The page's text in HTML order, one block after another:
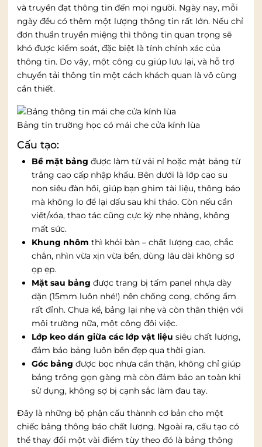
và truyền đạt thông tin đến mọi người. Ngày nay, mỗi
ngày đều có thêm một lượng thông tin rất lớn. Nếu chỉ
đơn thuần truyền miệng thì thông tin quan trọng sẽ
khó được kiểm soát, đặc biệt là tính chính xác của
thông tin. Do vậy, một công cụ giúp lưu lại, và hỗ trợ
chuyển tải thông tin một cách khách quan là vô cùng
cần thiết.
Bảng tin trường học có mái che cửa kính lùa
Cấu tạo:
Bề mặt bảng được làm từ vải nỉ hoặc mặt bảng từ
trắng cao cấp nhập khẩu. Bên dưới là lớp cao su
non siêu đàn hồi, giúp bạn ghim tài liệu, thông báo
mà không lo để lại dấu sau khi tháo. Còn nếu cần
viết/xóa, thao tác cũng cực kỳ nhẹ nhàng, không
mất sức.
Khung nhôm thì khỏi bàn – chất lượng cao, chắc
chắn, nhìn vừa xịn vừa bền, dùng lâu dài không sợ
ọp ẹp.
Mặt sau bảng được trang bị tấm panel nhựa dày
dặn (15mm luôn nhé!) nên chống cong, chống ẩm
rất đỉnh. Chưa kể, bảng lại nhẹ và còn thân thiện với
môi trường nữa, một công đôi việc.
Lớp keo dán giữa các lớp vật liệu siêu chất lượng,
đảm bảo bảng luôn bền đẹp qua thời gian.
Góc bảng được bọc nhựa cẩn thận, không chỉ giúp
bảng trông gọn gàng mà còn đảm bảo an toàn khi
sử dụng, không sợ bị cạnh sắc làm đau tay.
Đây là những bộ phận cấu thànnh cơ bản cho một
chiếc bảng thông báo chất lượng. Ngoài ra, cấu tạo có
thể thay đổi một vài điểm tùy theo đó là bảng thông